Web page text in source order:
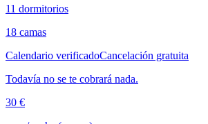
11 dormitorios
18 camas
Calendario verificadoCancelación gratuita
Todavía no se te cobrará nada.
30 €